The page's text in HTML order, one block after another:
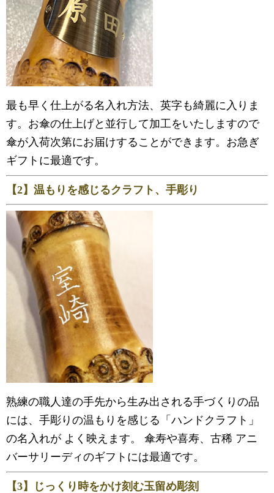
最も早く仕上がる名入れ方法、英字も綺麗に入りま
す。お傘の仕上げと並行して加工をいたしますので
傘が入荷次第にお届けすることができます。お急ぎ
ギフトに最適です。
【2】温もりを感じるクラフト、手彫り
熟練の職人達の手先から生み出される手づくりの品
には、手彫りの温もりを感じる「ハンドクラフト」
の名入れが よく映えます。 傘寿や喜寿、古稀 アニ
バーサリーディのギフトには最適です。
【3】じっくり時をかけ刻む玉留め彫刻